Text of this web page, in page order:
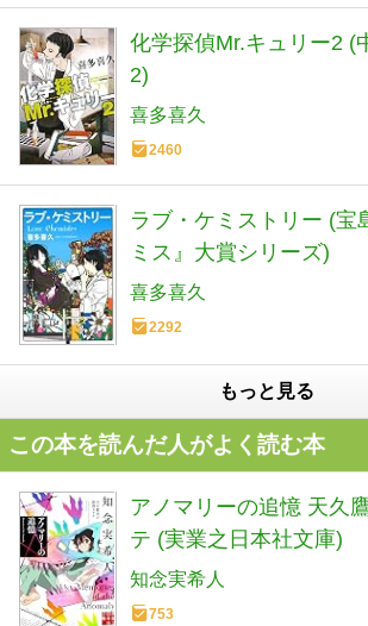
化学探偵Mr.キュリー2 (
2)
喜多喜久
2460
ラブ・ケミストリー (宝
ミス』大賞シリーズ)
喜多喜久
2292
もっと見る
この本を読んだ人がよく読む本
アノマリーの追憶 天久
テ (実業之日本社文庫)
知念実希人
753